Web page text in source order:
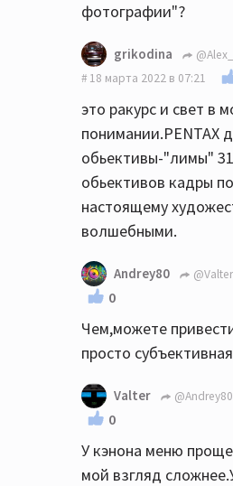
фотографии"?
grikodina
18 марта 2022 в 07:21
это ракурс и свет в
понимании.PENTAX
обьективы-"лимы"
обьективов кадры
настоящему
волшебными.
Andrey80 @Valter
0
Чем,можете
просто
Valter @Andrey80
0
У кэнона меню
мой взгляд